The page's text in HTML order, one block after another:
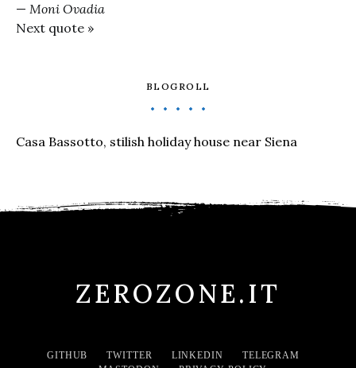
— Moni Ovadia
Next quote »
BLOGROLL
Casa Bassotto, stilish holiday house near Siena
ZEROZONE.IT
GITHUB TWITTER LINKEDIN
TELEGRAM